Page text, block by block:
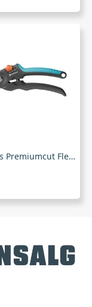
Rosesaks Premiumcut Flex 24 mm sideskjær 12242-20, Gardena